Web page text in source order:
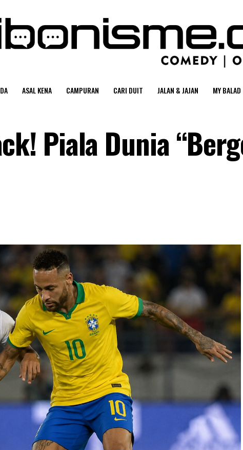
ASAL KENA CAMPURAN CARI DUIT JALAN & JAJAN MY BALAD
Piala Dunia